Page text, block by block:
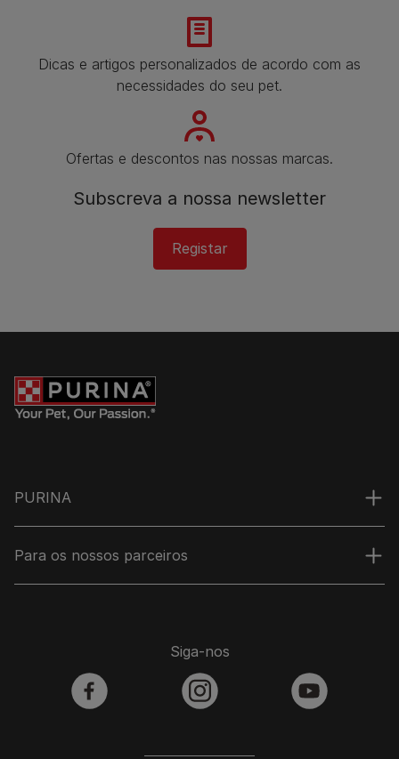
Dicas e artigos personalizados de acordo com as
necessidades do seu pet.
Ofertas e descontos nas nossas marcas.
Subscreva a nossa newsletter​
Registar
PURINA
Para os nossos parceiros
Siga-nos
facebook instagram youtube